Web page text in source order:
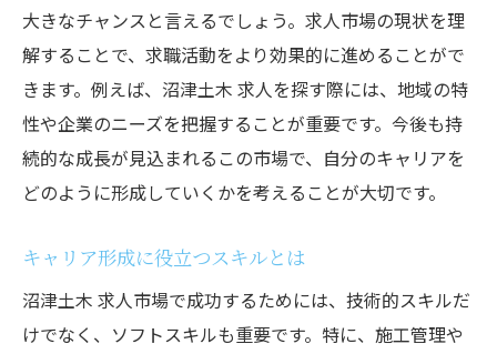
最新技術を駆使したプロジェクト
キャリアアップを目指す求人の探し方
採用されるためのスキルアップ方法
キャリアアップは沼津土木求人で！地域に根ざ
した仕事を
地元企業でのキャリアパス事例
キャリアアップにつながるスキルセット
土木業界での昇進のコツ
大きなチャンスと言えるでしょう。求人市場の現状を理
解することで、求職活動をより効果的に進めることがで
きます。例えば、沼津土木 求人を探す際には、地域の特
性や企業のニーズを把握することが重要です。今後も持
続的な成長が見込まれるこの市場で、自分のキャリアを
どのように形成していくかを考えることが大切です。
キャリア形成に役立つスキルとは
沼津土木 求人市場で成功するためには、技術的スキルだ
けでなく、ソフトスキルも重要です。特に、施工管理や